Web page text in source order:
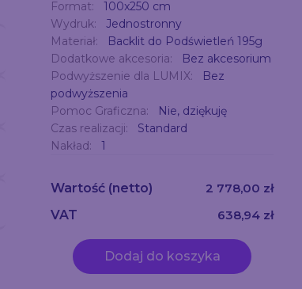
Format:
100x250 cm
Wydruk:
Jednostronny
Materiał:
Backlit do Podświetleń 195g
Dodatkowe akcesoria:
Bez akcesorium
Podwyższenie dla LUMIX:
Bez
podwyższenia
Pomoc Graficzna:
Nie, dziękuję
Czas realizacji:
Standard
Nakład:
1
Wartość (netto)
2 778,00 zł
VAT
638,94 zł
Dodaj do koszyka